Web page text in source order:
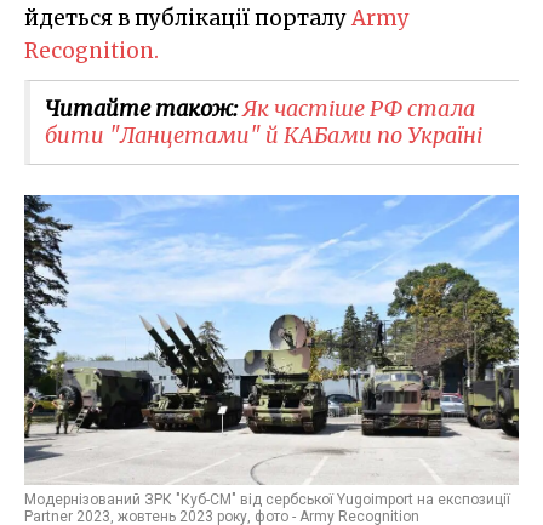
йдеться в публікації порталуArmy
Recognition.
Читайте також:Як частіше РФ стала
бити "Ланцетами" й КАБами по Україні
Модернізований ЗРК "Куб-СМ" від сербської Yugoimport на експозиції
Partner 2023, жовтень 2023 року, фото - Army Recognition